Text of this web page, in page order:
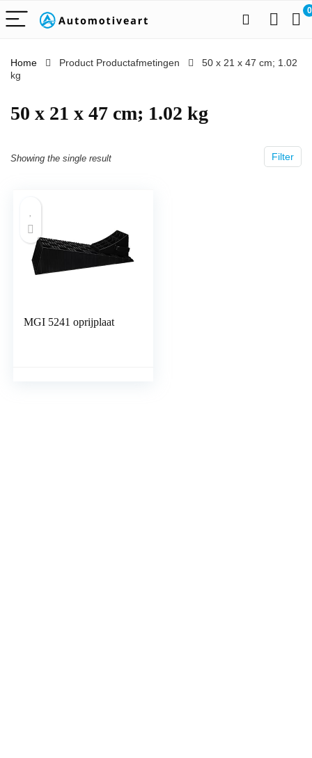
0
Home Product Productafmetingen
‎50 x 21 x 47 cm; 1.02
kg
‎50 x 21 x 47 cm; 1.02 kg
Filter
Showing the single result
MGI 5241 oprijplaat